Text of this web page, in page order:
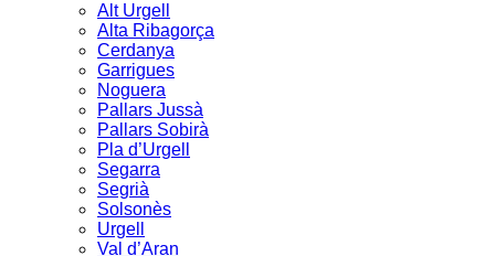
Alt Urgell
Alta Ribagorça
Cerdanya
Garrigues
Noguera
Pallars Jussà
Pallars Sobirà
Pla d’Urgell
Segarra
Segrià
Solsonès
Urgell
Val d’Aran